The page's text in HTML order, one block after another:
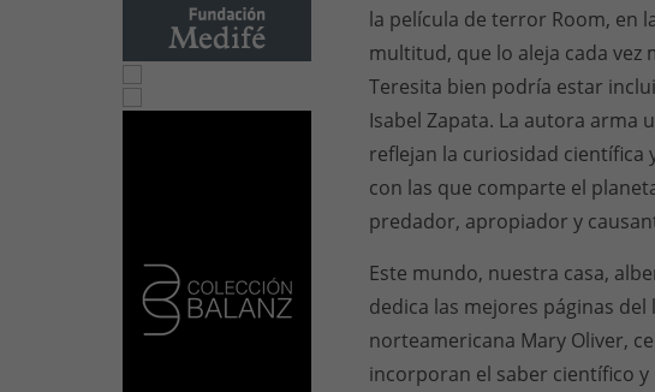
la película de terror Room, en
multitud, que lo aleja cada vez
Teresita bien podría estar
Isabel Zapata. La autora arma
reflejan la curiosidad científica
con las que comparte el
predador, apropiador y
Este mundo, nuestra casa,
dedica las mejores páginas
norteamericana Mary Oliver,
incorporan el saber científico